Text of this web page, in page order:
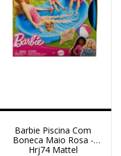
Barbie Piscina Com
Boneca Maio Rosa -
Hrj74 Mattel